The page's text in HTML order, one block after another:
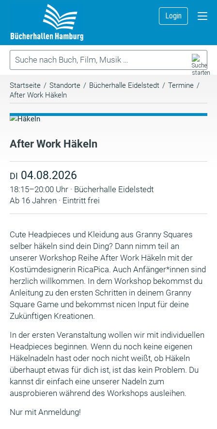
Login
Startseite / Standorte / Bücherhalle Eidelstedt / Termine /
After Work Häkeln
After Work Häkeln
DI 04.08.2026
18:15–20:00 Uhr · Bücherhalle Eidelstedt
Ab 16 Jahren · Eintritt frei
Cute Headpieces und Kleidung aus Granny Squares
selber häkeln sind dein Ding? Dann nimm teil an
unserer Workshop Reihe After Work Häkeln mit der
Kostümdesignerin RicaPica. Auch Anfänger*innen sind
herzlich willkommen. In dem Workshop bekommst du
Anleitung zu den ersten Schritten in deinem Granny
Square Game und bekommst nicen Input für deine
Zukünftigen Kreationen.
In der ersten Veranstaltung wollen wir mit individuellen
Headpieces beginnen. Wenn du noch keine eigenen
Häkelnadeln hast oder noch nicht weißt, ob Häkeln
überhaupt etwas für dich ist, ist das kein Problem. Du
kannst dir einfach eine unserer Nadeln zum
ausprobieren während des Workshops ausleihen.
Nur mit Anmeldung!